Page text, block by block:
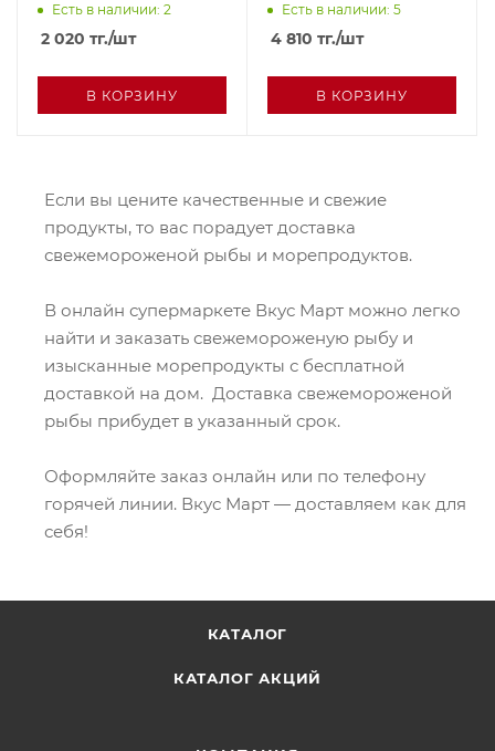
Есть в наличии: 2
2 020 тг./шт
В КОРЗИНУ
Есть в наличии: 5
4 810 тг./шт
В КОРЗИНУ
Если вы цените качественные и свежие
продукты, то вас порадует доставка
свежемороженой рыбы и морепродуктов.
В онлайн супермаркете Вкус Март можно легко
найти и заказать свежемороженую рыбу и
изысканные морепродукты с бесплатной
доставкой на дом. Доставка свежемороженой
рыбы прибудет в указанный срок.
Оформляйте заказ онлайн или по телефону
горячей линии. Вкус Март — доставляем как для
себя!
КАТАЛОГ
КАТАЛОГ АКЦИЙ